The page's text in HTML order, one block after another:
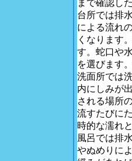
まで確認し
台所では排
による流れ
くなります
す。蛇口や
を選びます
洗面所では
内にしみが
される場所
流すたびに
時的な濡れ
風呂では排
やぬめりに